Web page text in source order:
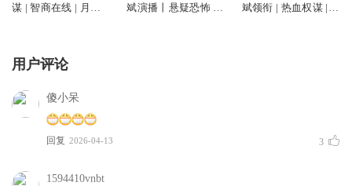
谋 | 智商在线 | 月关
斌演播丨悬疑恐怖 |
斌领衔 | 热血权谋 |
用户评论
傻小呆
回复 2026-04-13 3
1594410vnbt